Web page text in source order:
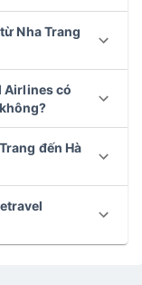
Nha Trang
Airlines có
đến Hà